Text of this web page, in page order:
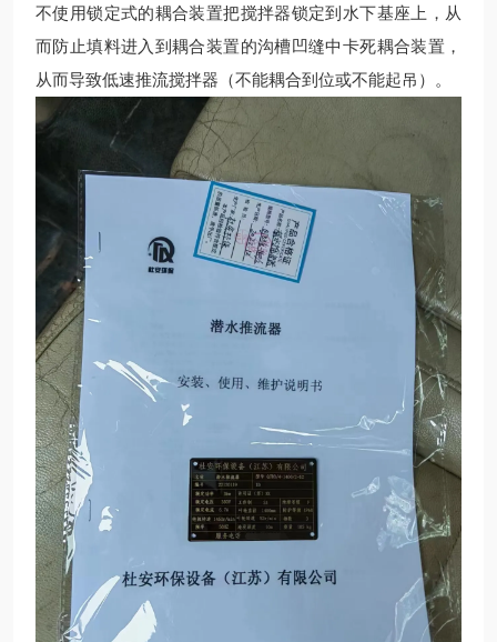
不使用锁定式的耦合装置把搅拌器锁定到水下基座上，从
而防止填料进入到耦合装置的沟槽凹缝中卡死耦合装置，
从而导致低速推流搅拌器（不能耦合到位或不能起吊）。